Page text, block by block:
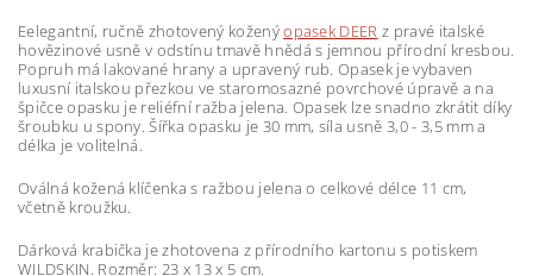
Eelegantní, ručně zhotovený koženýopasek DEER z pravé italské
hovězinové usně v odstínu tmavě hnědá s jemnou přírodní kresbou.
Popruh má lakované hrany a upravený rub. Opasek je vybaven
luxusní italskou přezkou ve staromosazné povrchové úpravě a na
špičce opasku je reliéfní ražba jelena. Opasek lze snadno zkrátit díky
šroubku u spony. Šířka opasku je 30 mm, síla usně 3,0 - 3,5 mm a
délka je volitelná.
Oválná kožená klíčenka s ražbou jelena o celkové délce 11 cm,
včetně kroužku.
Dárková krabička je zhotovena z přírodního kartonu s potiskem
WILDSKIN. Rozměr: 23 x 13 x 5 cm.